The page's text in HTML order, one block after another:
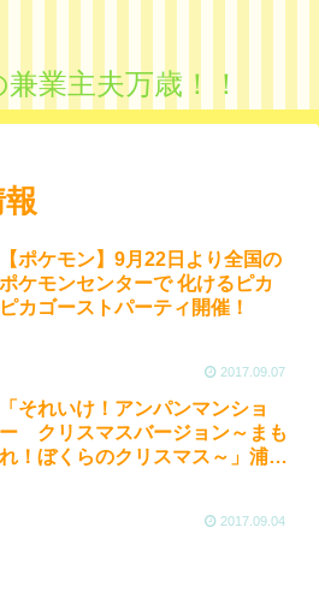
業主夫万歳！！
【ポケモン】9月22日より全国の
ポケモンセンターで 化けるピカ
ピカゴーストパーティ開催！
2017.09.07
「それいけ！アンパンマンショ
ー クリスマスバージョン～まも
れ！ぼくらのクリスマス～」浦和
2017.09.04